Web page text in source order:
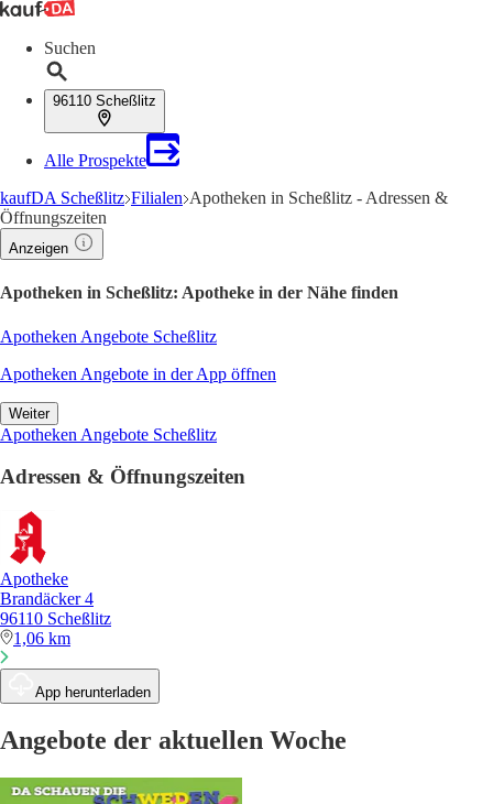
Suchen
96110 Scheßlitz
Alle Prospekte
kaufDA Scheßlitz Filialen Apotheken in Scheßlitz - Adressen &
Öffnungszeiten
Anzeigen
Apotheken in Scheßlitz: Apotheke in der Nähe finden
Apotheken Angebote Scheßlitz
Apotheken Angebote in der App öffnen
Weiter
Apotheken Angebote Scheßlitz
Adressen & Öffnungszeiten
Apotheke
Brandäcker 4
96110 Scheßlitz
1,06 km
App herunterladen
Angebote der aktuellen Woche